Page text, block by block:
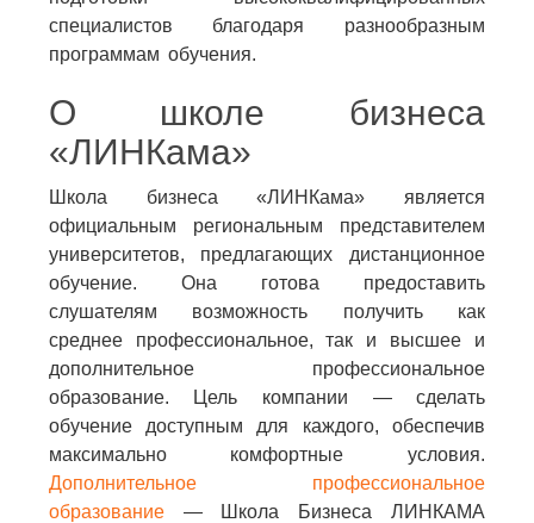
специалистов благодаря разнообразным
программам обучения.
О школе бизнеса
«ЛИНКама»
Школа бизнеса «ЛИНКама» является
официальным региональным представителем
университетов, предлагающих дистанционное
обучение. Она готова предоставить
слушателям возможность получить как
среднее профессиональное, так и высшее и
дополнительное профессиональное
образование. Цель компании — сделать
обучение доступным для каждого, обеспечив
максимально комфортные условия.
Дополнительное профессиональное
образование— Школа Бизнеса ЛИНКАМА